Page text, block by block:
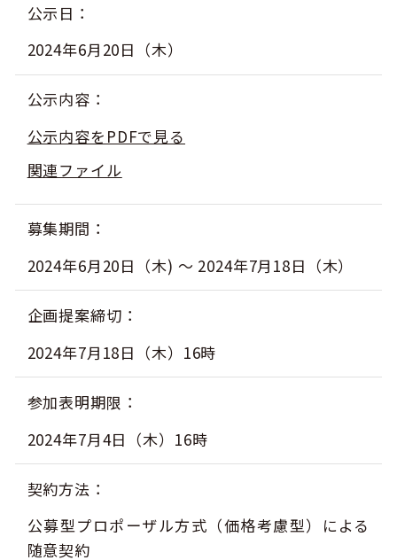
公示日
2024年6月20日（木）
公示内容
公示内容をPDFで見る
関連ファイル
募集期間
2024年6月20日（木) ～ 2024年7月18日（木）
企画提案締切
2024年7月18日（木）16時
参加表明期限
2024年7月4日（木）16時
契約方法
公募型プロポーザル方式（価格考慮型）による
随意契約